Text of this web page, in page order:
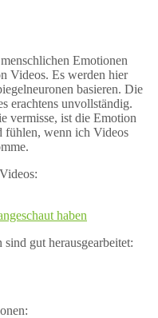
Emotionen
Videos. Es werden hier
basieren. Die
erachtens unvollständig.
vermisse, ist die Emotion
fühlen, wenn ich Videos
haben
gut herausgearbeitet: